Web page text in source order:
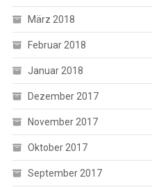
März 2018
Februar 2018
Januar 2018
Dezember 2017
November 2017
Oktober 2017
September 2017